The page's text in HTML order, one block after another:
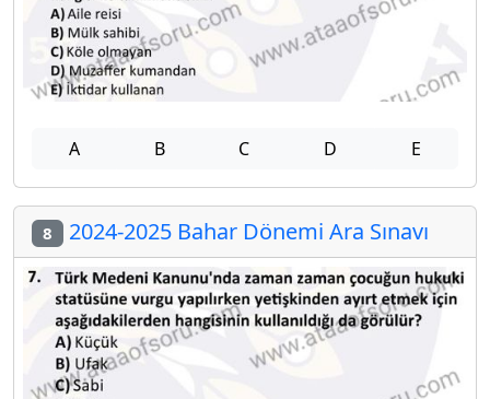
A B C D E
8 2024-2025 Bahar Dönemi Ara Sınavı